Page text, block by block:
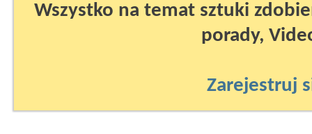
Wszystko na temat sztuki
porady,
Zarejestruj